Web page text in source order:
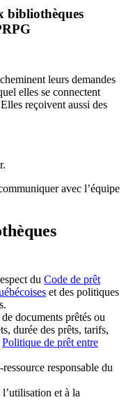
bibliothèques
leurs demandes
elles se connectent
reçoivent aussi des
avec l’équipe
du Code de prêt
et des politiques
documents prêtés ou
durée des prêts, tarifs,
Politique de prêt entre
responsable du
l’utilisation et à la